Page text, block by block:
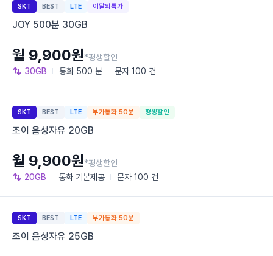
SKT BEST LTE 이달의특가
JOY 500분 30GB
30GB 통화 500 분 문자 100 건
월 9,900원*평생할인
SKT BEST LTE 부가통화 50분 평생할인
조이 음성자유 20GB
20GB 통화 기본제공 문자 100 건
월 9,900원*평생할인
SKT BEST LTE 부가통화 50분
조이 음성자유 25GB